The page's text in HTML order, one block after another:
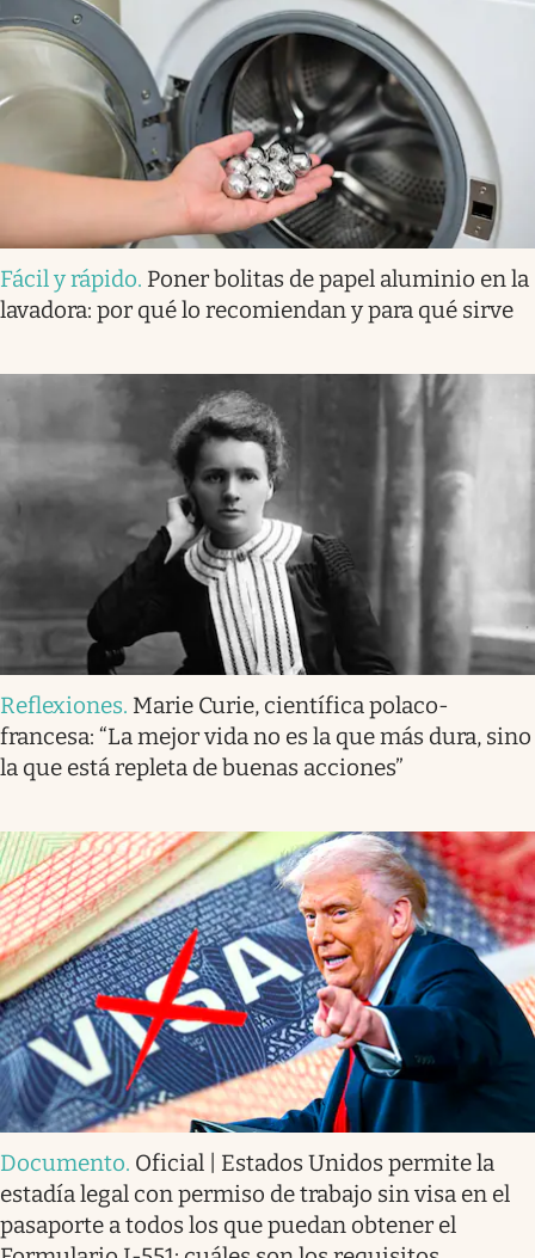
Fácil y rápido. Poner bolitas de papel aluminio en la
lavadora: por qué lo recomiendan y para qué sirve
Reflexiones. Marie Curie, científica polaco-
francesa: “La mejor vida no es la que más dura, sino
la que está repleta de buenas acciones”
Documento. Oficial | Estados Unidos permite la
estadía legal con permiso de trabajo sin visa en el
pasaporte a todos los que puedan obtener el